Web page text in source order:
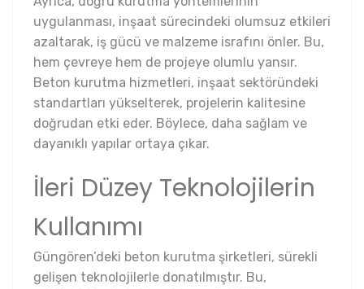
uygulanması, inşaat sürecindeki olumsuz etkileri
azaltarak, iş gücü ve malzeme israfını önler. Bu,
hem çevreye hem de projeye olumlu yansır.
Beton kurutma hizmetleri, inşaat sektöründeki
standartları yükselterek, projelerin kalitesine
doğrudan etki eder. Böylece, daha sağlam ve
dayanıklı yapılar ortaya çıkar.
İleri Düzey Teknolojilerin
Kullanımı
Güngören’deki beton kurutma şirketleri, sürekli
gelişen teknolojilerle donatılmıştır. Bu,